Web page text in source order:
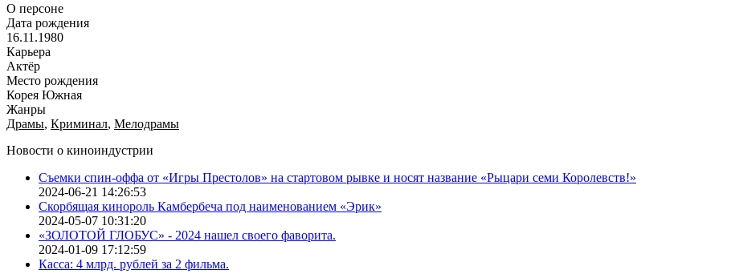
О персоне
Дата рождения
16.11.1980
Карьера
Актёр
Место рождения
Корея Южная
Жанры
Драмы, Криминал, Мелодрамы
Новости о киноиндустрии
Съемки спин-оффа от «Игры Престолов» на стартовом рывке и носят название «Рыцари семи Королевств!»
2024-06-21 14:26:53
Скорбящая кинороль Камбербеча под наименованием «Эрик»
2024-05-07 10:31:20
«ЗОЛОТОЙ ГЛОБУС» - 2024 нашел своего фаворита.
2024-01-09 17:12:59
Касса: 4 млрд. рублей за 2 фильма.